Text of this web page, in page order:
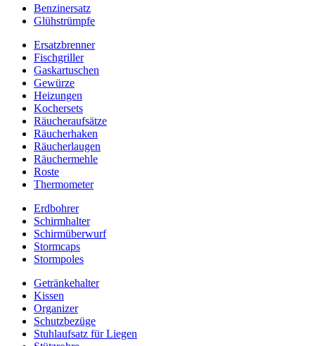
Benzinersatz
Glühstrümpfe
Ersatzbrenner
Fischgriller
Gaskartuschen
Gewürze
Heizungen
Kochersets
Räucheraufsätze
Räucherhaken
Räucherlaugen
Räuchermehle
Roste
Thermometer
Erdbohrer
Schirmhalter
Schirmüberwurf
Stormcaps
Stormpoles
Getränkehalter
Kissen
Organizer
Schutzbezüge
Stuhlaufsatz für Liegen